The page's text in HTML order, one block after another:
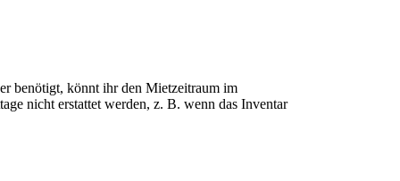
benötigt, könnt ihr den Mietzeitraum im
nicht erstattet werden, z. B. wenn das Inventar